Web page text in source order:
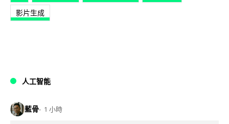
影片生成
人工智能
藍骨 1 小時